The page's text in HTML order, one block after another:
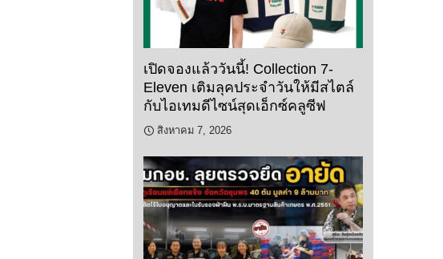
เปิดจองแล้ววันนี้! Collection 7-
Eleven เติมลุคประจำวันให้มีสไตล์
กับไอเทมดีไซน์สุดเอ็กซ์คลูซีฟ
สิงหาคม 7, 2026